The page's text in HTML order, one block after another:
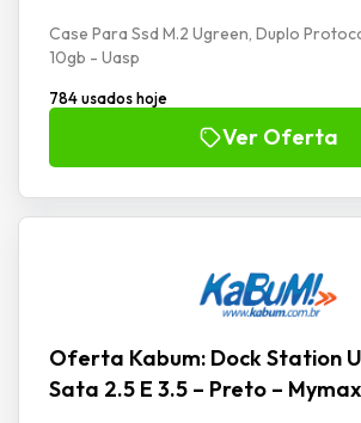
Case Para Ssd M.2 Ugreen, Duplo
10gb - Uasp
784 usados hoje
Ver Oferta
Oferta Kabum: Dock Station
Sata 2.5 E 3.5 – Preto – Mymax